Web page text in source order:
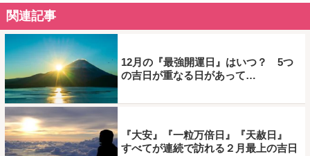
関連記事
12月の『最強開運日』はいつ？ 5つ
の吉日が重なる日があって…
『大安』『一粒万倍日』『天赦日』
すべてが連続で訪れる２月最上の吉日